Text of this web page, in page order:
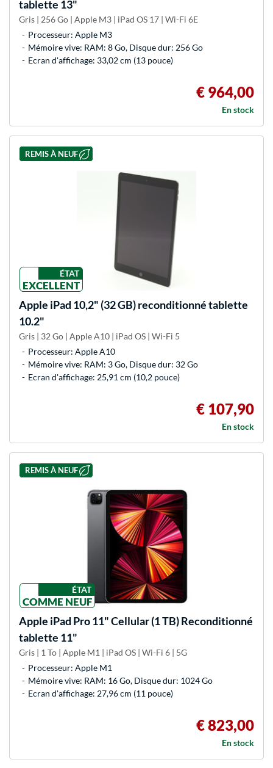
tablette 13"
Gris | 256 Go | Apple M3 | iPad OS 17 | Wi-Fi 6E
Processeur: Apple M3
Mémoire vive: RAM: 8 Go, Disque dur: 256 Go
Ecran d'affichage: 33,02 cm (13 pouce)
€ 964,00
En stock
REMIS À NEUF
ÉTAT
EXCELLENT
Apple iPad 10,2" (32 GB) reconditionné tablette
10.2"
Gris | 32 Go | Apple A10 | iPad OS | Wi-Fi 5
Processeur: Apple A10
Mémoire vive: RAM: 3 Go, Disque dur: 32 Go
Ecran d'affichage: 25,91 cm (10,2 pouce)
€ 107,90
En stock
REMIS À NEUF
ÉTAT
COMME NEUF
Apple iPad Pro 11" Cellular (1 TB) Reconditionné
tablette 11"
Gris | 1 To | Apple M1 | iPad OS | Wi-Fi 6 | 5G
Processeur: Apple M1
Mémoire vive: RAM: 16 Go, Disque dur: 1024 Go
Ecran d'affichage: 27,96 cm (11 pouce)
€ 823,00
En stock